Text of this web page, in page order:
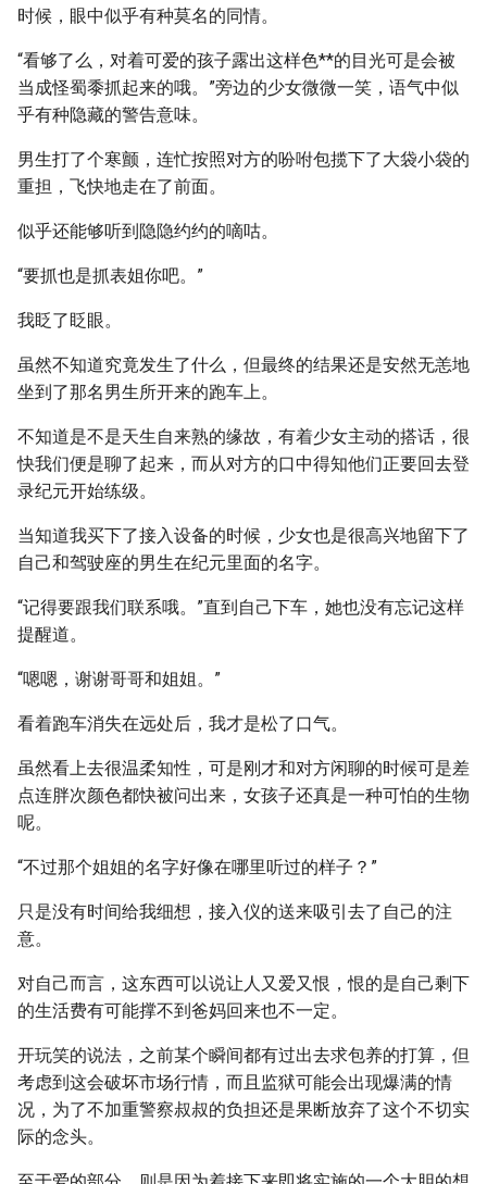
时候，眼中似乎有种莫名的同情。
“看够了么，对着可爱的孩子露出这样色**的目光可是会被
当成怪蜀黍抓起来的哦。”旁边的少女微微一笑，语气中似
乎有种隐藏的警告意味。
男生打了个寒颤，连忙按照对方的吩咐包揽下了大袋小袋的
重担，飞快地走在了前面。
似乎还能够听到隐隐约约的嘀咕。
“要抓也是抓表姐你吧。”
我眨了眨眼。
虽然不知道究竟发生了什么，但最终的结果还是安然无恙地
坐到了那名男生所开来的跑车上。
不知道是不是天生自来熟的缘故，有着少女主动的搭话，很
快我们便是聊了起来，而从对方的口中得知他们正要回去登
录纪元开始练级。
当知道我买下了接入设备的时候，少女也是很高兴地留下了
自己和驾驶座的男生在纪元里面的名字。
“记得要跟我们联系哦。”直到自己下车，她也没有忘记这样
提醒道。
“嗯嗯，谢谢哥哥和姐姐。”
看着跑车消失在远处后，我才是松了口气。
虽然看上去很温柔知性，可是刚才和对方闲聊的时候可是差
点连胖次颜色都快被问出来，女孩子还真是一种可怕的生物
呢。
“不过那个姐姐的名字好像在哪里听过的样子？”
只是没有时间给我细想，接入仪的送来吸引去了自己的注
意。
对自己而言，这东西可以说让人又爱又恨，恨的是自己剩下
的生活费有可能撑不到爸妈回来也不一定。
开玩笑的说法，之前某个瞬间都有过出去求包养的打算，但
考虑到这会破坏市场行情，而且监狱可能会出现爆满的情
况，为了不加重警察叔叔的负担还是果断放弃了这个不切实
际的念头。